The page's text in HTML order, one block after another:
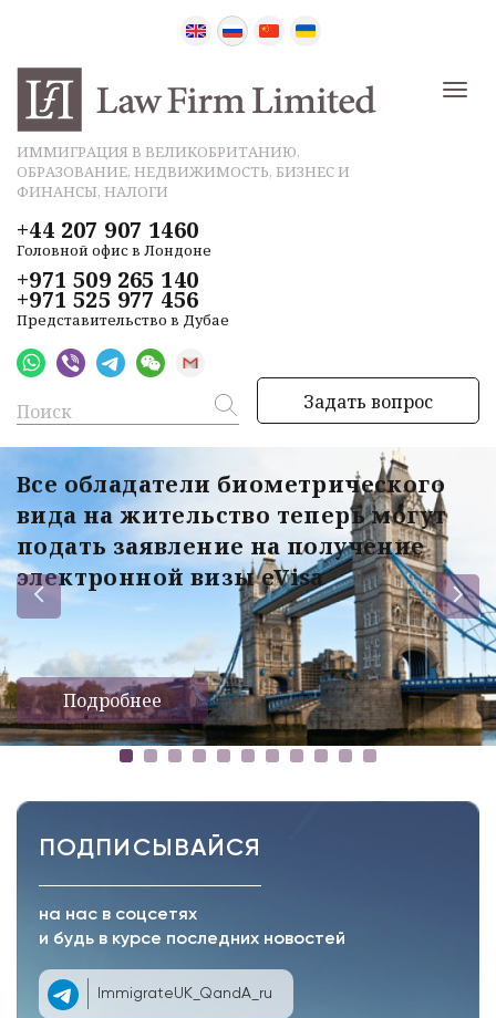
ИММИГРАЦИЯ В ВЕЛИКОБРИТАНИЮ,
ОБРАЗОВАНИЕ, НЕДВИЖИМОСТЬ, БИЗНЕС И
ФИНАНСЫ, НАЛОГИ
+44 207 907 1460
Головной офис в Лондоне
+971 509 265 140
+971 525 977 456
Представительство в Дубае
Задать вопрос
Все обладатели биометрического
вида на жительство теперь могут
подать заявление на получение
электронной визы eVisa
Подробнее
ПОДПИСЫВАЙСЯ
на нас в соцсетях
и будь в курсе последних новостей
ImmigrateUK_QandA_ru